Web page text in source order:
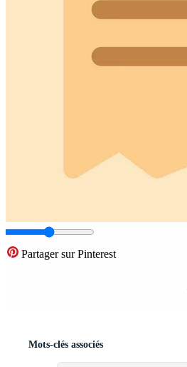
Partager sur Pinterest
Mots-clés associés